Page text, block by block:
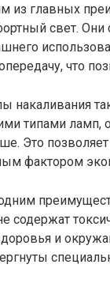
из главных
свет. Они
что
накаливания
типами ламп,
Это позволяет
фактором
содержат
и